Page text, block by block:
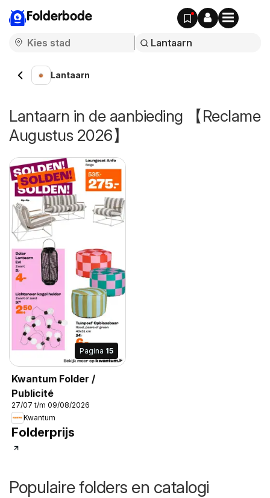
Folderbode
Lantaarn
Lantaarn in de aanbieding 【Reclame
Augustus 2026】
Pagina 15
Kwantum Folder /
Publicité
27/07 t/m 09/08/2026
Kwantum
Folderprijs
Populaire folders en catalogi